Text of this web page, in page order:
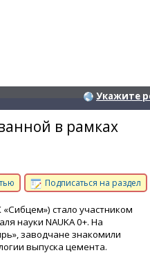
Укажите
в рамках
Подписаться на раздел
стало участником
науки NAUKA 0+. На
заводчане знакомили
выпуска цемента.